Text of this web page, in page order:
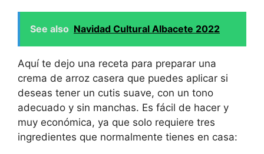
See also Navidad Cultural Albacete 2022
Aquí te dejo una receta para preparar una
crema de arroz casera que puedes aplicar si
deseas tener un cutis suave, con un tono
adecuado y sin manchas. Es fácil de hacer y
muy económica, ya que solo requiere tres
ingredientes que normalmente tienes en casa: